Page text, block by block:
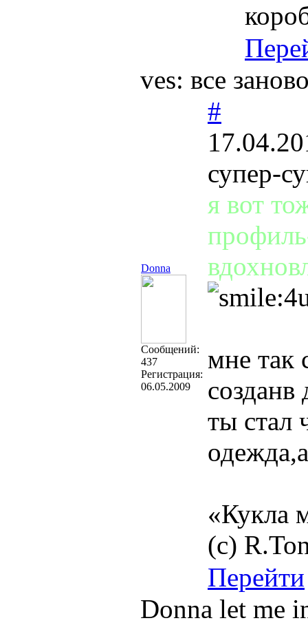
ves: все
Donna
Cообщений:
437
Регистрация:
06.05.2009
#
супер-
я вот
мне так
созданв
ты стал
«Кукла
(с)
Перейти
Donna let me